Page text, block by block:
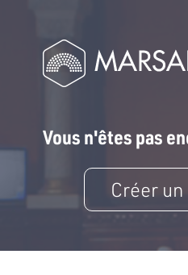
Vous n'êtes pas
Créer